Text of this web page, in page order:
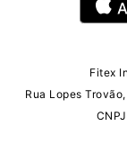
Fitex
Rua Lopes